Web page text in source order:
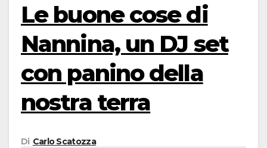
Le buone cose di
Nannina, un DJ set
con panino della
nostra terra
Di Carlo Scatozza